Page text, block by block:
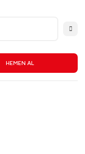
HEMEN AL